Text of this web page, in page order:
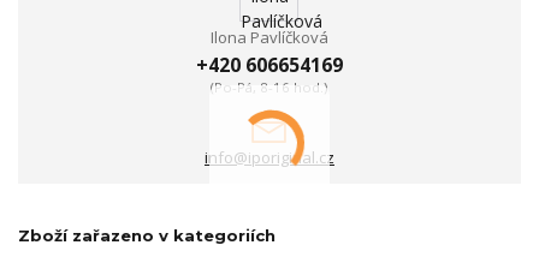
Ilona Pavlíčková
+420 606654169
(Po-Pá, 8-16 hod.)
info@iporiginal.cz
Zboží zařazeno v kategoriích